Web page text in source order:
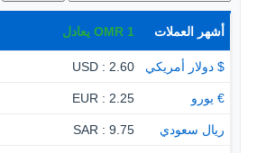
أشهر العملات 1
OMR يعادل
$ دولار أمريكي 2.60 : USD
€ يورو 2.25 : EUR
ريال سعودي 9.75 : SAR